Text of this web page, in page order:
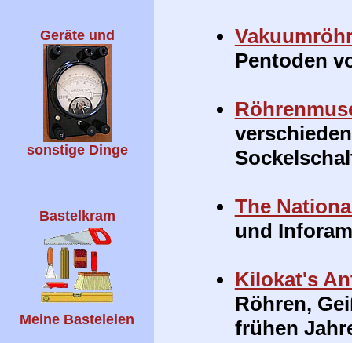
Geräte und
sonstige Dinge
Bastelkram
Meine Basteleien
Pentoden
The
und
Kilokat's
Röhren,
frühen